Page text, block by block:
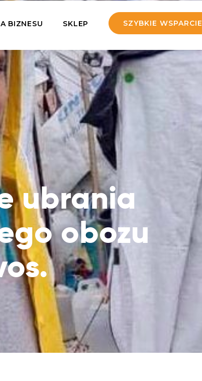
i
WSPIERAM REGULARNIE
Przybij nam 5!
Pomagaj efektywnie, przekazując na
pomoc 5 zł tygodniowo
Adoptuj Seniora
Dołącz do rodziny Seniora, wspierając
go finansowo i emocjonalnie
Drużyny Aniołów
Wspieraj pracę konkretnego misjonarza
i pozostań z nim kontakcie
Wiatraczek dla Życia
Uratuj dziecko cierpiące z powodu
głodu i wspieraj edukację rodziców
przez
Uczymy, Dajemy
oznacza w
którym już
do których dociera
wydajemy
organizacji
BIZNESU SKLEP SZYBKIE WSPARCIE
ubrania
obozu